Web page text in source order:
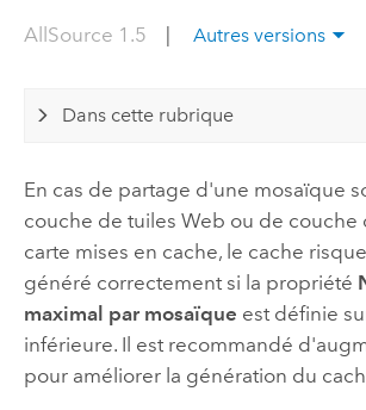
AllSource 1.5 | Autres versions
Dans cette rubrique
En cas de partage d'une mosaïque
couche de tuiles Web ou de couche
carte mises en cache, le cache
généré correctement si la propriété
maximal par mosaïque est définie
inférieure. Il est recommandé
pour améliorer la génération du